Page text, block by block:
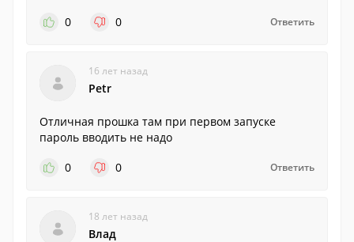
0
0 Ответить
16 лет назад
Petr
Отличная прошка там при первом запуске
пароль вводить не надо
0
0 Ответить
18 лет назад
Влад